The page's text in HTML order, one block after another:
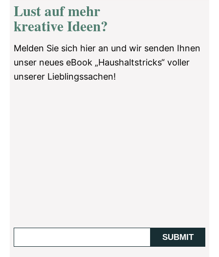
Lust auf mehr
kreative Ideen?
Melden Sie sich hier an und wir senden Ihnen
unser neues eBook „Haushaltstricks“ voller
unserer Lieblingssachen!